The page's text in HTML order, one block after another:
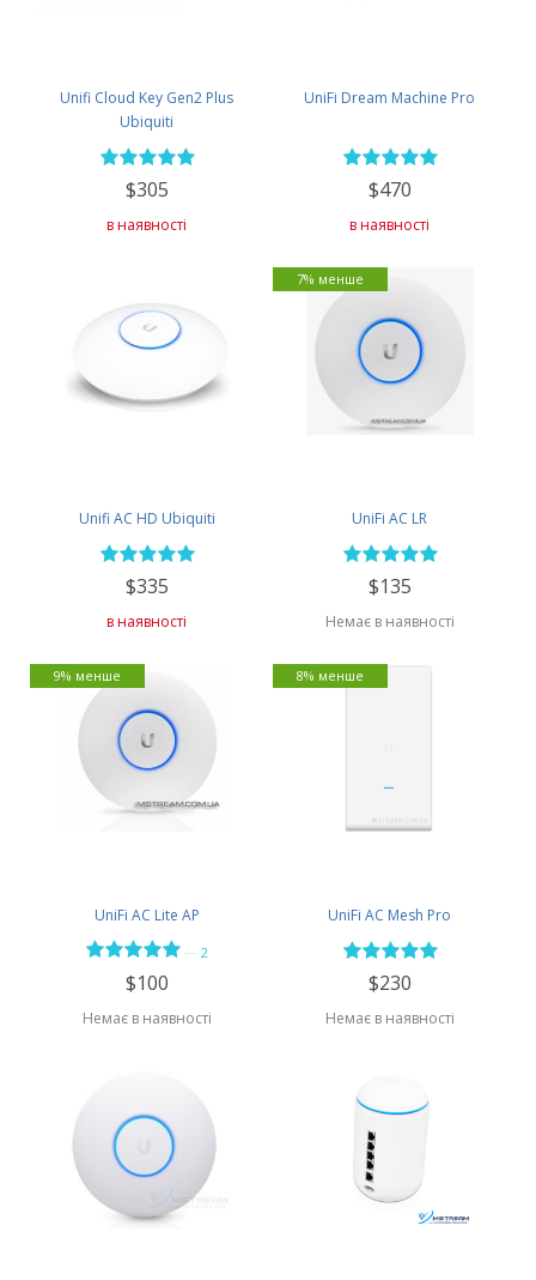
Unifi Cloud Key Gen2 Plus
Ubiquiti
$305
в наявності
UniFi Dream Machine Pro
$470
в наявності
Unifi AC HD Ubiquiti
$335
в наявності
UniFi AC LR
$135
Немає в наявності
7% менше
UniFi AC Lite AP
2
$100
Немає в наявності
9% менше
UniFi AC Mesh Pro
$230
Немає в наявності
8% менше